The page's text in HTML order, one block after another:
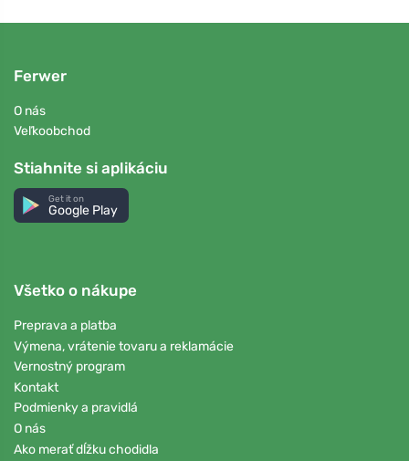
Ferwer
O nás
Veľkoobchod
Stiahnite si aplikáciu
Get it on
Google Play
Všetko o nákupe
Preprava a platba
Výmena, vrátenie tovaru a reklamácie
Vernostný program
Kontakt
Podmienky a pravidlá
O nás
Ako merať dĺžku chodidla